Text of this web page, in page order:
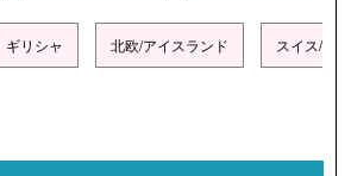
ギリシャ 北欧/アイスランド スイス/